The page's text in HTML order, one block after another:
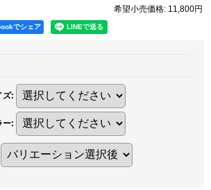
希望小売価格: 11,800円
でシェア
ズ:
ー: